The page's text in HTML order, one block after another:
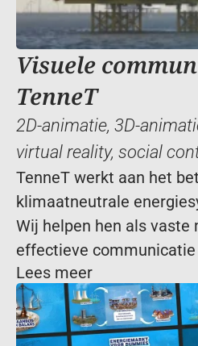
Visuele
TenneT
2D-animatie, 3D-
virtual reality, social
TenneT werkt aan het
klimaatneutrale
Wij helpen hen als vaste
effectieve communicatie
Lees meer